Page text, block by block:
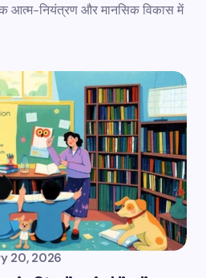
आत्म-नियंत्रण और मानसिक विकास में
20, 2026